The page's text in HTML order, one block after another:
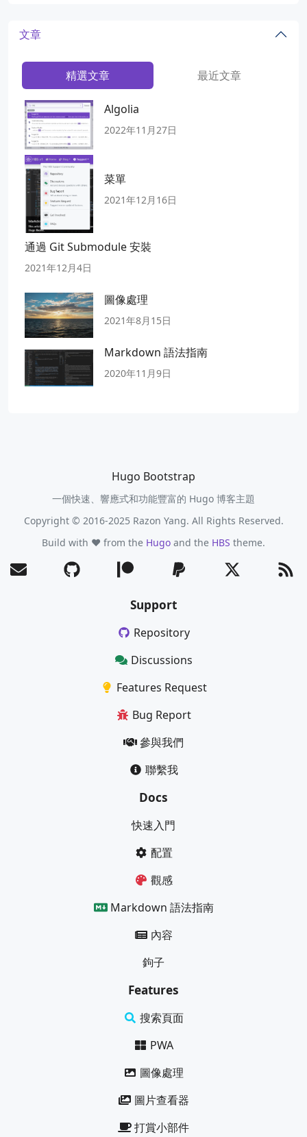
文章
精選文章 最近文章
Algolia
2022年11月27日
菜單
2021年12月16日
通過 Git Submodule 安裝
2021年12月4日
圖像處理
2021年8月15日
Markdown 語法指南
2020年11月9日
Hugo Bootstrap
一個快速、響應式和功能豐富的 Hugo 博客主題
Copyright © 2016-2025 Razon Yang. All Rights Reserved.
Build with ❤️ from the Hugo and the HBS theme.
Support
Repository
Discussions
Features Request
Bug Report
參與我們
聯繫我
Docs
快速入門
配置
觀感
Markdown 語法指南
內容
鉤子
Features
搜索頁面
PWA
圖像處理
圖片查看器
打賞小部件